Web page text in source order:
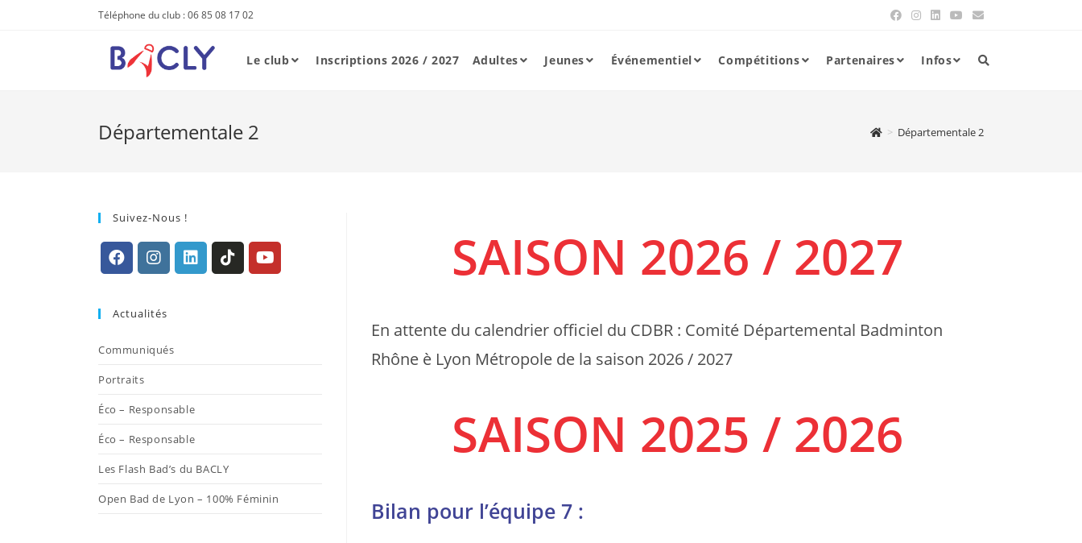
Téléphone du club : 06 85 08 17 02
Le club Inscriptions 2026 / 2027 Adultes Jeunes Événementiel Compétitions Partenaires Infos
Départementale 2 > Départementale 2
SAISON 2026 / 2027
En attente du calendrier officiel du CDBR : Comité Départemental Badminton
Rhône è Lyon Métropole de la saison 2026 / 2027
SAISON 2025 / 2026
Bilan pour l’équipe 7 :
Suivez-Nous !
un
nouvel
nouvel
Actualités
Communiqués
Portraits
Éco – Responsable
Éco – Responsable
Les Flash Bad’s du BACLY
Open Bad de Lyon – 100% Féminin